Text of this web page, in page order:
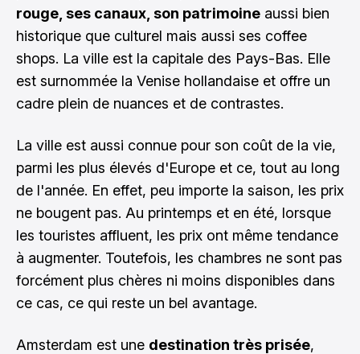
rouge, ses canaux, son patrimoine aussi bien
historique que culturel mais aussi ses coffee
shops. La ville est la capitale des Pays-Bas. Elle
est surnommée la Venise hollandaise et offre un
cadre plein de nuances et de contrastes.
La ville est aussi connue pour son coût de la vie,
parmi les plus élevés d'Europe et ce, tout au long
de l'année. En effet, peu importe la saison, les prix
ne bougent pas. Au printemps et en été, lorsque
les touristes affluent, les prix ont même tendance
à augmenter. Toutefois, les chambres ne sont pas
forcément plus chères ni moins disponibles dans
ce cas, ce qui reste un bel avantage.
Amsterdam est une destination très prisée,